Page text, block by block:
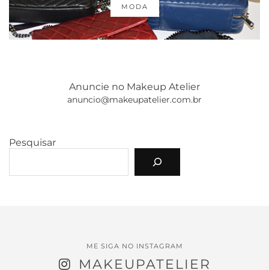
MODA
Anuncie no Makeup Atelier
anuncio@makeupatelier.com.br
Pesquisar
ME SIGA NO INSTAGRAM
MAKEUPATELIER